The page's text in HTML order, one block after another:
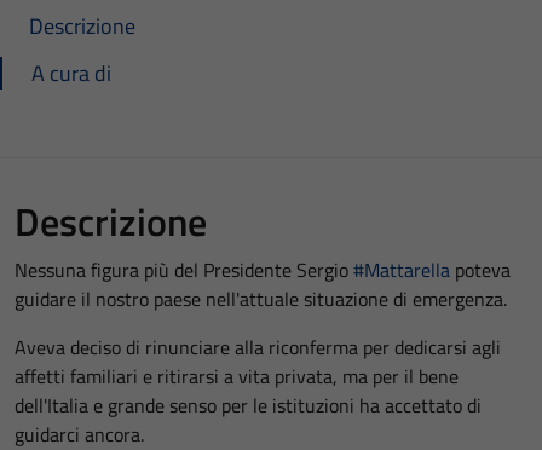
Descrizione
A cura di
Descrizione
Nessuna figura più del Presidente Sergio#Mattarella poteva
guidare il nostro paese nell'attuale situazione di emergenza.
Aveva deciso di rinunciare alla riconferma per dedicarsi agli
affetti familiari e ritirarsi a vita privata, ma per il bene
dell'Italia e grande senso per le istituzioni ha accettato di
guidarci ancora.